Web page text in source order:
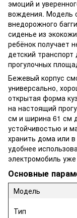
эмоций и
вождения. Модель
внедорожного
сиденье из
ребёнок получает
детский
прогулочных
Бежевый корпус
универсально,
открытая форма
на настоящий
см и ширина 61 см
устойчивостью и
хранить дома или
удобнее
электромобиль
Основные
Модель
Тип